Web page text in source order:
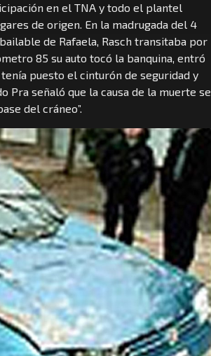
en el TNA y todo el plantel
de origen. En la madrugada del 4
de Rafaela, Rasch transitaba por
85 su auto tocó la banquina, entró
puesto el cinturón de seguridad y
Pra señaló que la causa de la muerte se
del cráneo”.